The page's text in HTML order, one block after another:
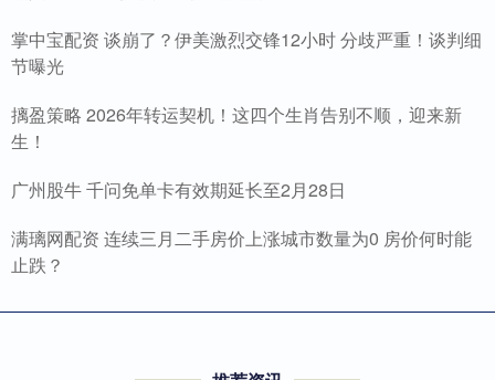
掌中宝配资 谈崩了？伊美激烈交锋12小时 分歧严重！谈判细
节曝光
摛盈策略 2026年转运契机！这四个生肖告别不顺，迎来新
生！
广州股牛 千问免单卡有效期延长至2月28日
满璃网配资 连续三月二手房价上涨城市数量为0 房价何时能
止跌？